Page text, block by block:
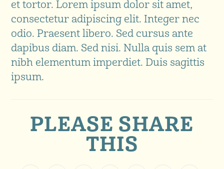
et tortor. Lorem ipsum dolor sit amet,
consectetur adipiscing elit. Integer nec
odio. Praesent libero. Sed cursus ante
dapibus diam. Sed nisi. Nulla quis sem at
nibh elementum imperdiet. Duis sagittis
ipsum.
PLEASE SHARE
THIS